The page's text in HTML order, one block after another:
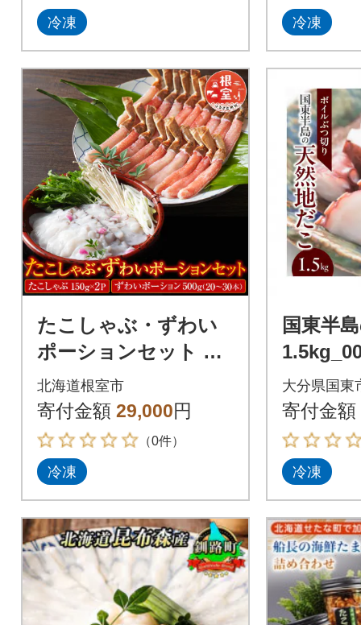
冷凍 冷凍
たこしゃぶ・ずわい
ポーションセット C-1
9001
北海道根室市
寄付金額 29,000円
（0件）
冷凍
国東半
大分県国東
寄付金額
冷凍